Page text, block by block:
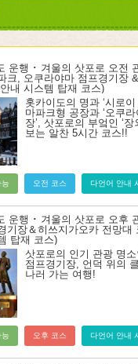
운행 ･ 겨울의 삿포로 오전
크, 오쿠라야마 점프경기장
내 시스템 탑재 코스)
홋카이도의 명과 ‘시로이
마파크형 공장과 ‘오쿠
장’, 삿포로의 부엌인 ‘장
보는 알찬 5시간 코스!!
오전 코스 다언어 안내
운행 ･ 겨울의 삿포로 오후
기장＆히쓰지가오카 전망대
탑재 코스)
삿포로의 인기 관광 명
점프경기장, 언덕 위의
나러 가는 여행!
오후 코스 다언어 안내